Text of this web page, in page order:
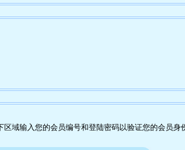
区域输入您的会员编号和登陆密码以验证您的会员身